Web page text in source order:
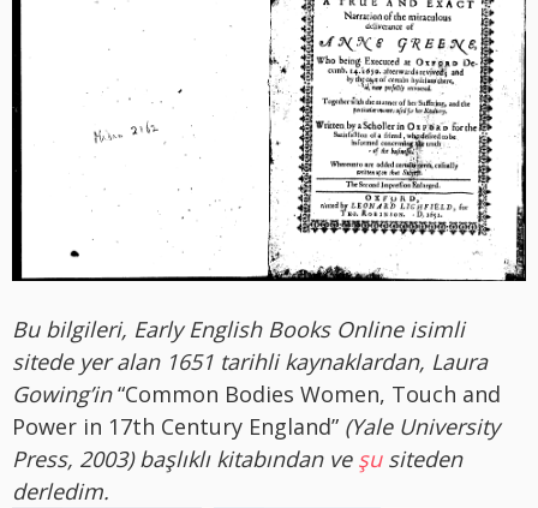
Bu bilgileri, Early English Books Online isimli
sitede yer alan 1651 tarihli kaynaklardan, Laura
Gowing’in“Common Bodies Women, Touch and
Power in 17th Century England” (Yale University
Press, 2003) başlıklı kitabından ve şusiteden
derledim.